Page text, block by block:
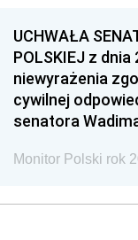
UCHWAŁA
POLSKIEJ z
niewyrażenia
cywilnej
senatora
Monitor Polski rok